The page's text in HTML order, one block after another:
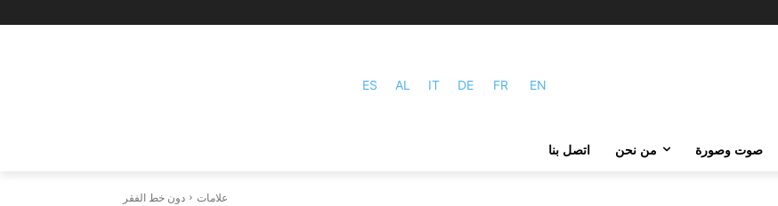
ES AL IT DE FR EN
صوت وصورة من نحن اتصل بنا
علامات دون خط الفقر